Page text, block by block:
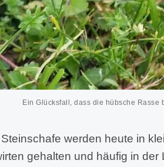
Ein Glücksfall, dass die hübsche Rasse
werden heute in
gehalten und häufig in